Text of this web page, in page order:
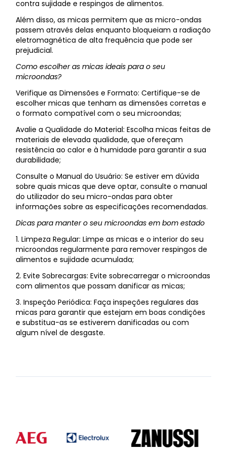
contra sujidade e respingos de alimentos.
Além disso, as micas permitem que as micro-ondas
passem através delas enquanto bloqueiam a radiação
eletromagnética de alta frequência que pode ser
prejudicial.
Como escolher as micas ideais para o seu
microondas?
Verifique as Dimensões e Formato: Certifique-se de
escolher micas que tenham as dimensões corretas e
o formato compatível com o seu microondas;
Avalie a Qualidade do Material: Escolha micas feitas de
materiais de elevada qualidade, que ofereçam
resistência ao calor e à humidade para garantir a sua
durabilidade;
Consulte o Manual do Usuário: Se estiver em dúvida
sobre quais micas que deve optar, consulte o manual
do utilizador do seu micro-ondas para obter
informações sobre as especificações recomendadas.
Dicas para manter o seu microondas em bom estado
1. Limpeza Regular: Limpe as micas e o interior do seu
microondas regularmente para remover respingos de
alimentos e sujidade acumulada;
2. Evite Sobrecargas: Evite sobrecarregar o microondas
com alimentos que possam danificar as micas;
3. Inspeção Periódica: Faça inspeções regulares das
micas para garantir que estejam em boas condições
e substitua-as se estiverem danificadas ou com
algum nível de desgaste.